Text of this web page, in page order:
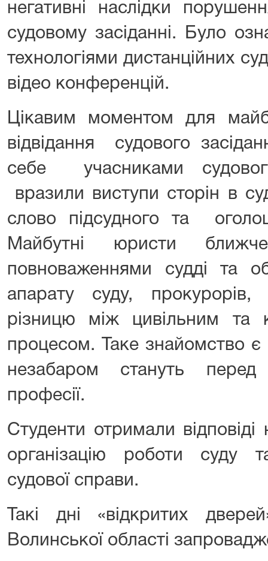
негативні наслідки
судовому засіданні. Було
технологіями дистанційних
відео конференцій.
Цікавим моментом для
відвідання судового
себе учасниками
вразили виступи сторін в
слово підсудного та
Майбутні юристи
повноваженнями судді та
апарату суду, прокурорів,
різницю між цивільним та
процесом. Таке знайомство
незабаром стануть
професії.
Студенти отримали
організацію роботи суду
судової справи.
Такі дні «відкритих
Волинської області